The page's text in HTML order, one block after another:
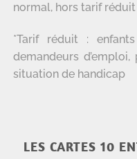
normal, hors tarif réduit
*Tarif réduit :
demandeurs
situation de handicap
LES CARTES 10